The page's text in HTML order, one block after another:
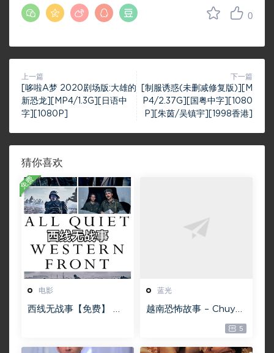
0
上一篇
[哆啦A梦 2020剧场版:大雄的
新恐龙][MP4/1.3G][日语中
字][1080P]
下一篇
[制服诱惑(未删减修复版)][M
P4/2.37G][国粤中字][1080
P][朱茵/吴镇宇][1998香港]
猜你喜欢
电影
西线无战事【免费】 W
t on the Western Fro
免费
蓝光
越南恐怖故事 – Chuyện
ma gần nhà [蓝光原盘
][22GB][1080P][115网
盘专用下载 ]
5